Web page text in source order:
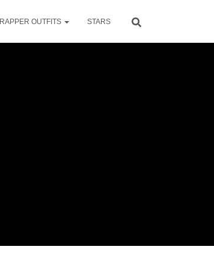
RAPPER OUTFITS STARS